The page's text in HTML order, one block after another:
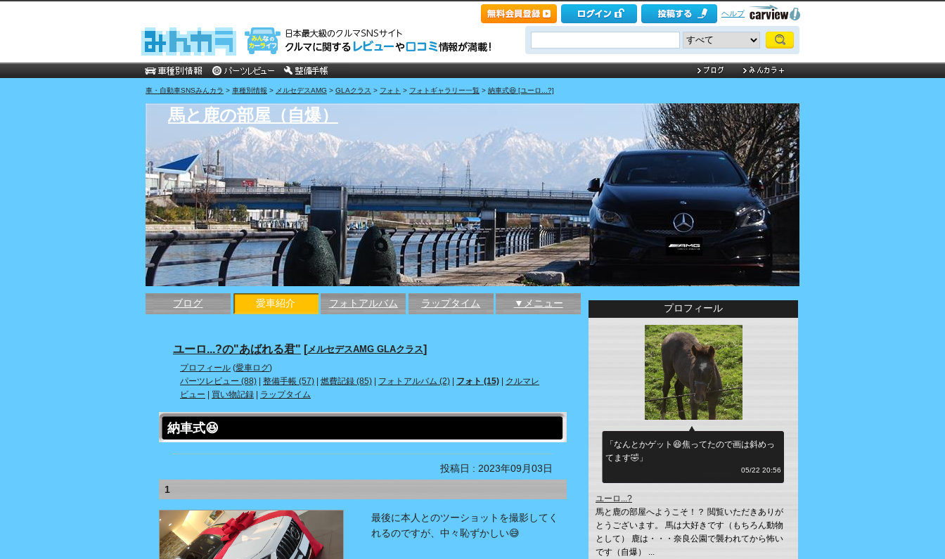
ヘルプ
車・自動車SNSみんカラ > 車種別情報 > メルセデスAMG > GLAクラス > フォト > フォトギャラリー一覧 > 納車式😆 [ユーロ...?]
馬と鹿の部屋（自爆）
ブログ 愛車紹介 フォトアルバム ラップタイム ▼メニュー
ユーロ...?の"あばれる君" [メルセデスAMG GLAクラス]
プロフィール (愛車ログ)
パーツレビュー (88)
整備手帳 (57) 燃費記録 (85) フォトアルバム (2) フォト (15)
クルマレ
ビュー
買い物記録 ラップタイム
納車式😆
投稿日 : 2023年09月03日
1
最後に本人とのツーショットを撮影してく
れるのですが、中々恥ずかしい😅
プロフィール
「なんとかゲット😆焦ってたので画は斜めっ
てます🤣」
05/22 20:56
ユーロ...?
馬と鹿の部屋へようこそ！？ 閲覧いただきありが
とうございます。 馬は大好きです（もちろん動物
として） 鹿は・・・奈良公園で襲われてから怖い
です（自爆） ...